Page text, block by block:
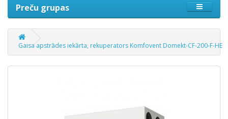
Preču grupas
Gaisa apstrādes iekārta, rekuperators Komfovent Domekt-CF-200-F-HE